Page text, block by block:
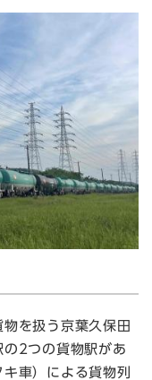
を扱う京葉久保田
2つの貨物駅があ
車）による貨物列